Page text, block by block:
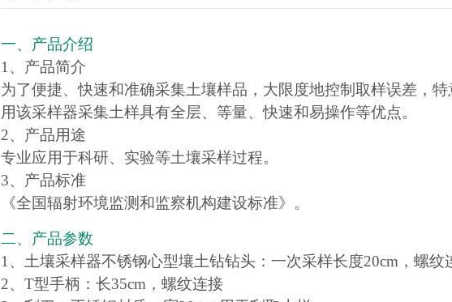
一、产品介绍
1、产品简介
为了便捷、快速和准确采集土壤样品，大限度地控制取样误差，
用该采样器采集土样具有全层、等量、快速和易操作等优点。
2、产品用途
专业应用于科研、实验等土壤采样过程。
3、产品标准
《全国辐射环境监测和监察机构建设标准》。
二、产品参数
1、土壤采样器不锈钢心型壤土钻钻头：一次采样长度20cm，螺纹
2、T型手柄：长35cm，螺纹连接